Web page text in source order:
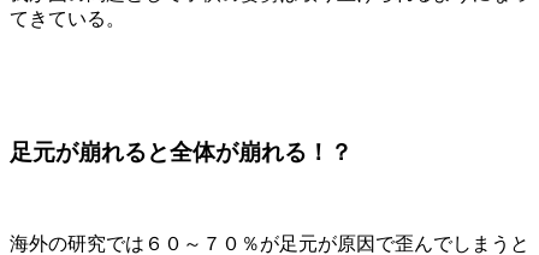
てきている。
足元が崩れると全体が崩れる！？
海外の研究では６０～７０％が足元が原因で歪んでしまうと